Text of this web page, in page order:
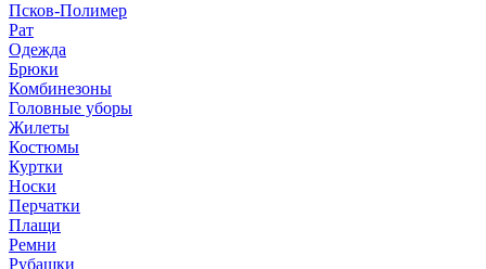
Псков-Полимер
Рат
Одежда
Брюки
Комбинезоны
Головные уборы
Жилеты
Костюмы
Куртки
Носки
Перчатки
Плащи
Ремни
Рубашки